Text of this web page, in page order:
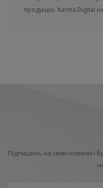
продукцію. Karma.Digital
Підпишись на свіжі новини і